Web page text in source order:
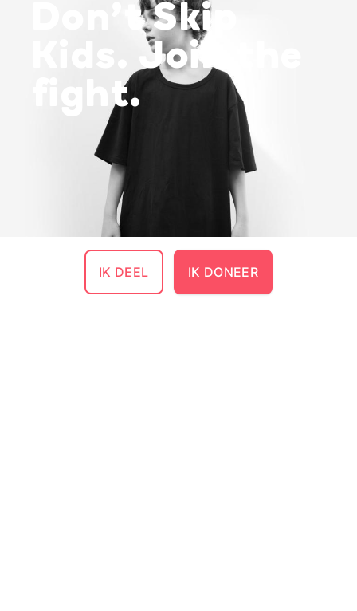
Don’t Skip
Kids. Join the
fight.
IK DEEL IK DONEER